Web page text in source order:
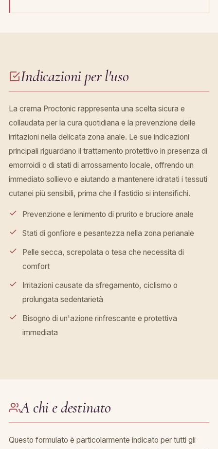
Indicazioni per l'uso
La crema Proctonic rappresenta una scelta sicura e
collaudata per la cura quotidiana e la prevenzione delle
irritazioni nella delicata zona anale. Le sue indicazioni
principali riguardano il trattamento protettivo in presenza di
emorroidi o di stati di arrossamento locale, offrendo un
immediato sollievo e aiutando a mantenere idratati i tessuti
cutanei più sensibili, prima che il fastidio si intensifichi.
Prevenzione e lenimento di prurito e bruciore anale
Stati di gonfiore e pesantezza nella zona perianale
Pelle secca, screpolata o tesa che necessita di
comfort
Irritazioni causate da sfregamento, ciclismo o
prolungata sedentarietà
Bisogno di un'azione rinfrescante e protettiva
immediata
A chi e destinato
Questo formulato è particolarmente indicato per tutti gli